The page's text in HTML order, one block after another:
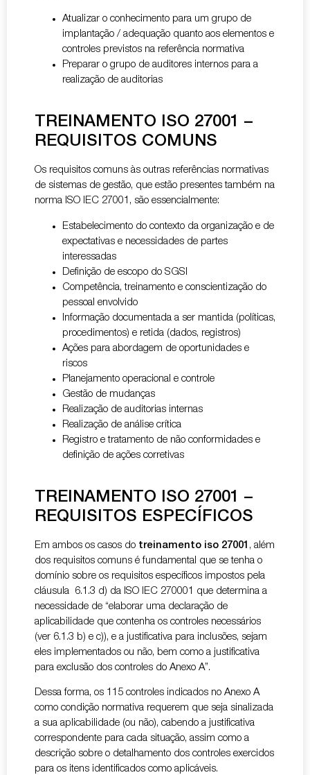
Atualizar o conhecimento para um grupo de
implantação / adequação quanto aos elementos e
controles previstos na referência normativa
Preparar o grupo de auditores internos para a
realização de auditorias
TREINAMENTO ISO 27001 –
REQUISITOS COMUNS
Os requisitos comuns às outras referências normativas
de sistemas de gestão, que estão presentes também na
norma ISO IEC 27001, são essencialmente:
Estabelecimento do contexto da organização e de
expectativas e necessidades de partes
interessadas
Definição de escopo do SGSI
Competência, treinamento e conscientização do
pessoal envolvido
Informação documentada a ser mantida (políticas,
procedimentos) e retida (dados, registros)
Ações para abordagem de oportunidades e
riscos
Planejamento operacional e controle
Gestão de mudanças
Realização de auditorias internas
Realização de análise crítica
Registro e tratamento de não conformidades e
definição de ações corretivas
TREINAMENTO ISO 27001 –
REQUISITOS ESPECÍFICOS
Em ambos os casos do treinamento iso 27001 , além
dos requisitos comuns é fundamental que se tenha o
domínio sobre os requisitos específicos impostos pela
cláusula 6.1.3 d) da ISO IEC 270001 que determina a
necessidade de “elaborar uma declaração de
aplicabilidade que contenha os controles necessários
(ver 6.1.3 b) e c)), e a justificativa para inclusões, sejam
eles implementados ou não, bem como a justificativa
para exclusão dos controles do Anexo A”.
Dessa forma, os 115 controles indicados no Anexo A
como condição normativa requerem que seja sinalizada
a sua aplicabilidade (ou não), cabendo a justificativa
correspondente para cada situação, assim como a
descrição sobre o detalhamento dos controles exercidos
para os itens identificados como aplicáveis.